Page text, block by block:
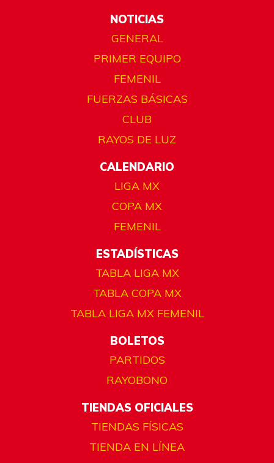
NOTICIAS
GENERAL
PRIMER EQUIPO
FEMENIL
FUERZAS BÁSICAS
CLUB
RAYOS DE LUZ
CALENDARIO
LIGA MX
COPA MX
FEMENIL
ESTADÍSTICAS
TABLA LIGA MX
TABLA COPA MX
TABLA LIGA MX FEMENIL
BOLETOS
PARTIDOS
RAYOBONO
TIENDAS OFICIALES
TIENDAS FÍSICAS
TIENDA EN LÍNEA